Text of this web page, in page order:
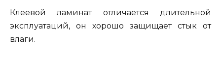
Клеевой ламинат отличается длительной
эксплуатаций, он хорошо защищает стык от
влаги.